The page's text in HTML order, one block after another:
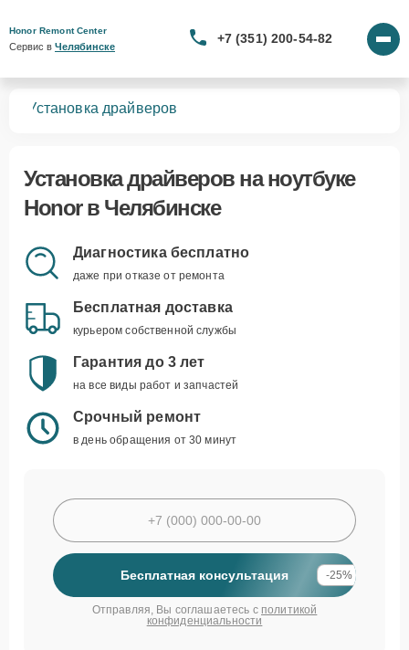
Honor Remont Center
Сервис в Челябинске
+7 (351) 200-54-82
Установка драйверов
Установка драйверовна ноутбуке
Honor в Челябинске
Диагностика бесплатно
даже при отказе от ремонта
Бесплатная доставка
курьером собственной службы
Гарантия до 3 лет
на все виды работ и запчастей
Срочный ремонт
в день обращения от 30 минут
Бесплатная консультация -25%
Отправляя, Вы соглашаетесь с политикой
конфиденциальности